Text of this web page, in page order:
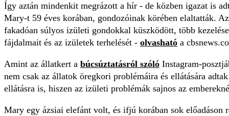
Így aztán mindenkit megrázott a hír - de közben igazat is
Mary-t 59 éves korában, gondozóinak körében elaltatták.
fakadóan súlyos izületi gondokkal küszködött, több
fájdalmait és az izületek terhelését - olvasható a
Amint az állatkert a búcsúztatásról szóló Instagram-
nem csak az állatok öregkori problémáira és ellátására
ellátásra is, hiszen az izületi problémák sajnos az
Mary egy ázsiai elefánt volt, és ifjú korában sok előadáson